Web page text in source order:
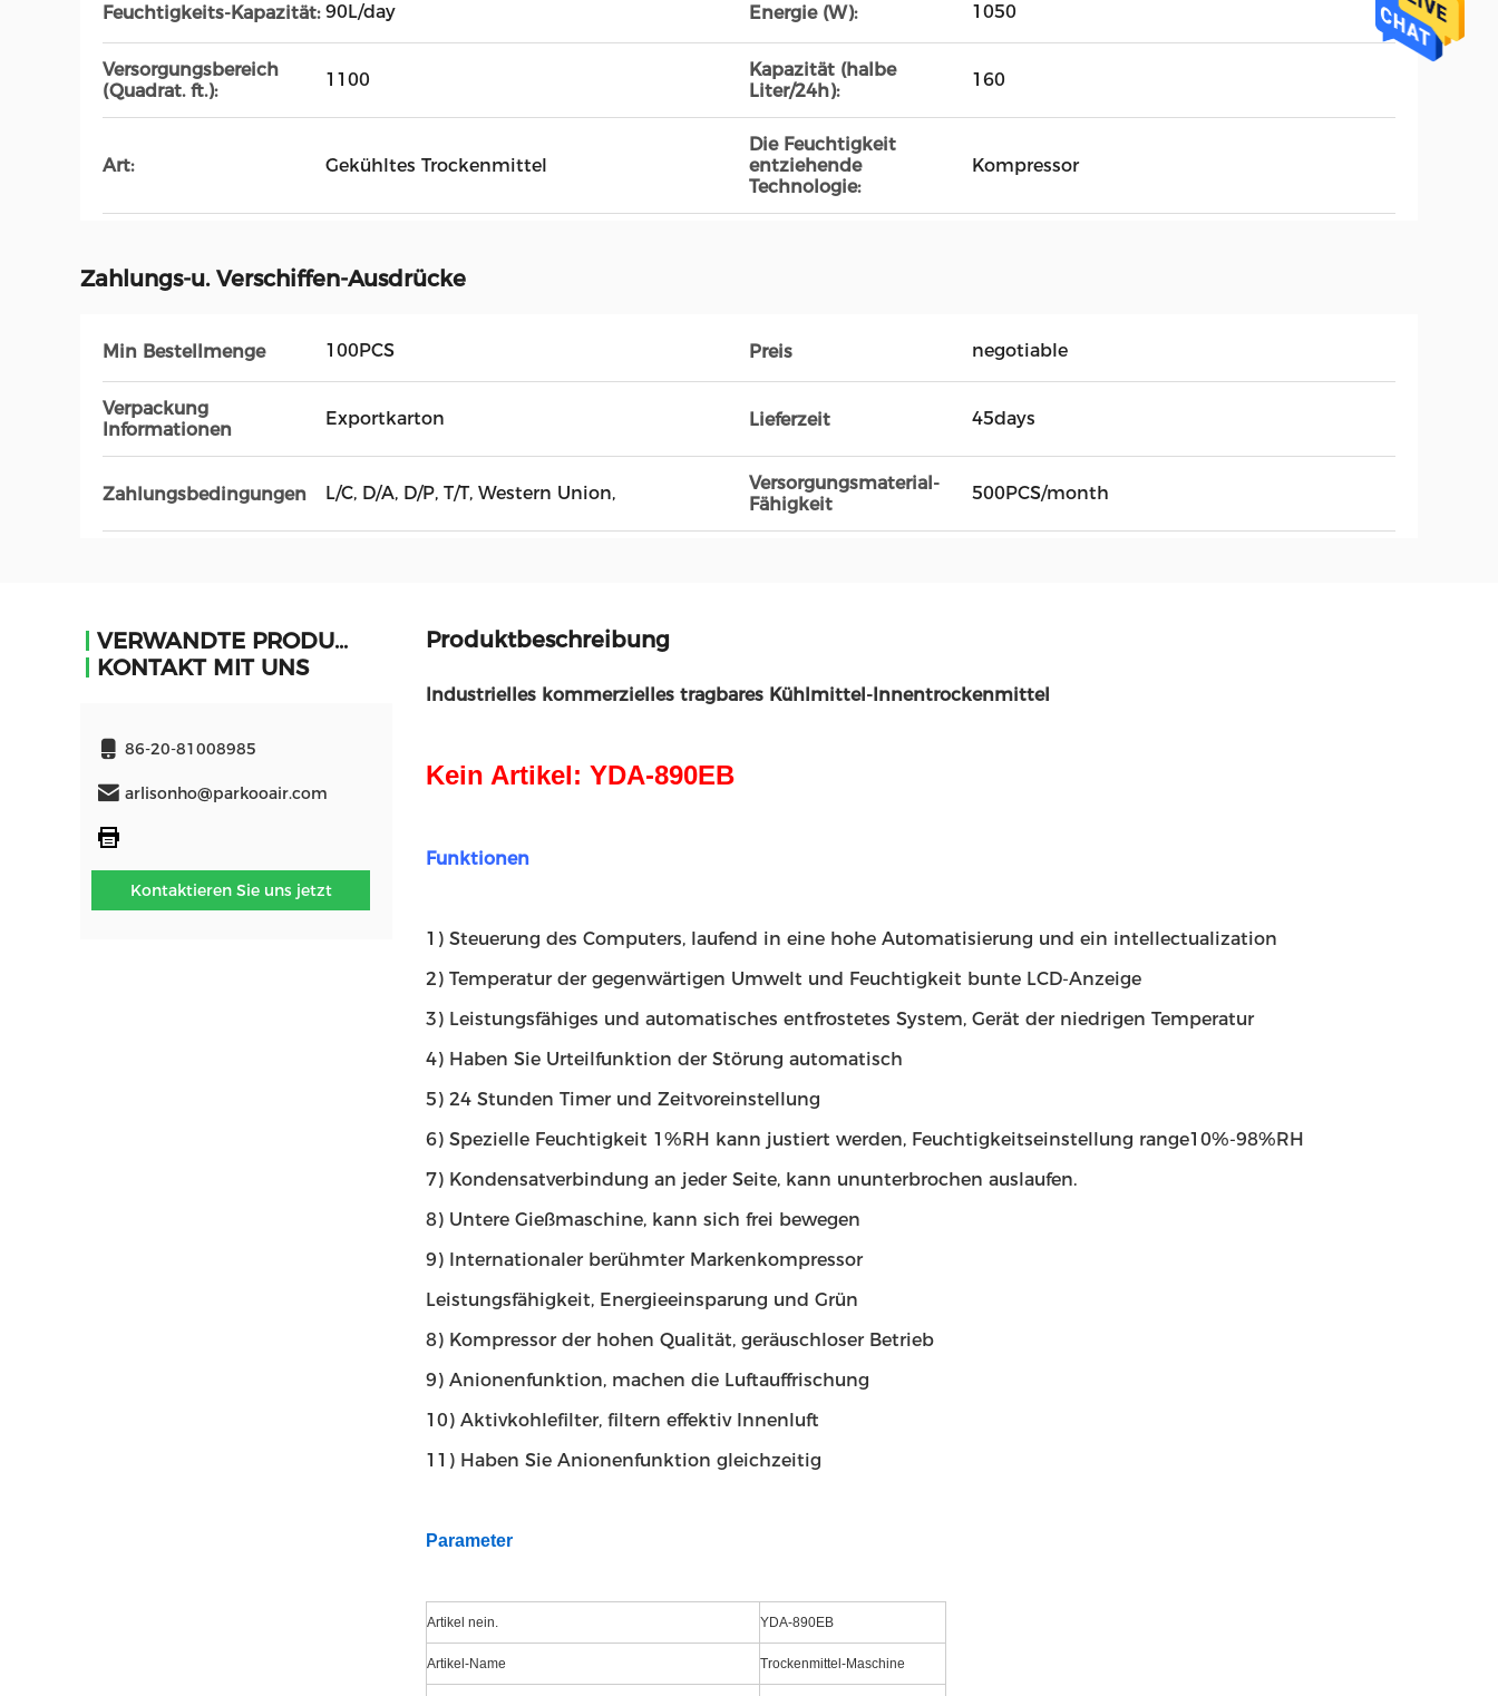
Feuchtigkeits-Kapazität: 90L/day Energie (W): 1050
Versorgungsbereich
(Quadrat. ft.):
1100
Kapazität (halbe
Liter/24h):
160
Art: Gekühltes Trockenmittel
Die Feuchtigkeit
entziehende
Technologie:
Kompressor
Zahlungs-u. Verschiffen-Ausdrücke
Min Bestellmenge 100PCS Preis negotiable
Verpackung
Informationen
Exportkarton Lieferzeit 45days
Zahlungsbedingungen L/C, D/A, D/P, T/T, Western Union,
Versorgungsmaterial-
Fähigkeit
500PCS/month
VERWANDTE PRODUKTE
KONTAKT MIT UNS
86-20-81008985
arlisonho@parkooair.com
Kontaktieren Sie uns jetzt
Produktbeschreibung
Industrielles kommerzielles tragbares Kühlmittel-Innentrockenmittel
Kein Artikel: YDA-890EB
Funktionen
1) Steuerung des Computers, laufend in eine hohe Automatisierung und ein intellectualization
2) Temperatur der gegenwärtigen Umwelt und Feuchtigkeit bunte LCD-Anzeige
3) Leistungsfähiges und automatisches entfrostetes System, Gerät der niedrigen Temperatur
4) Haben Sie Urteilfunktion der Störung automatisch
5) 24 Stunden Timer und Zeitvoreinstellung
6) Spezielle Feuchtigkeit 1%RH kann justiert werden, Feuchtigkeitseinstellung range10%-98%RH
7) Kondensatverbindung an jeder Seite, kann ununterbrochen auslaufen.
8) Untere Gießmaschine, kann sich frei bewegen
9) Internationaler berühmter Markenkompressor
Leistungsfähigkeit, Energieeinsparung und Grün
8) Kompressor der hohen Qualität, geräuschloser Betrieb
9) Anionenfunktion, machen die Luftauffrischung
10) Aktivkohlefilter, filtern effektiv Innenluft
11) Haben Sie Anionenfunktion gleichzeitig
Parameter
Artikel nein. YDA-890EB
Artikel-Name Trockenmittel-Maschine